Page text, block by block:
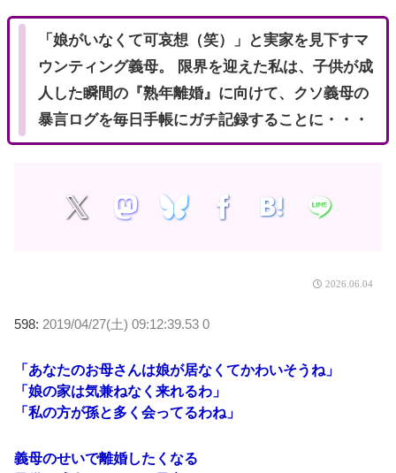
「娘がいなくて可哀想（笑）」と実家を見下すマ
ウンティング義母。 限界を迎えた私は、子供が成
人した瞬間の『熟年離婚』に向けて、クソ義母の
暴言ログを毎日手帳にガチ記録することに・・・
2026.06.04
598: 2019/04/27(土) 09:12:39.53 0
「あなたのお母さんは娘が居なくてかわいそうね」
「娘の家は気兼ねなく来れるわ」
「私の方が孫と多く会ってるわね」
義母のせいで離婚したくなる